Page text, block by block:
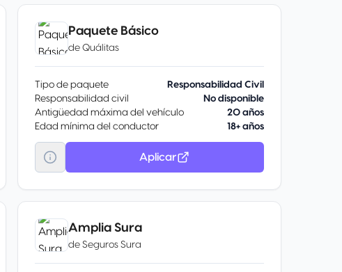
Paquete Básico
de Quálitas
Tipo de paquete
Responsabilidad Civil
Responsabilidad civil
No disponible
Antigüedad máxima del vehículo
20 años
Edad mínima del conductor
18+ años
Aplicar
Amplia Sura
de Seguros Sura